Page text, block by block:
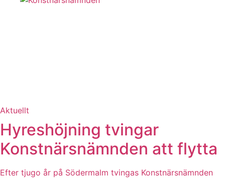
Aktuellt
Hyreshöjning tvingar
Konstnärsnämnden att flytta
Efter tjugo år på Södermalm tvingas Konstnärsnämnden